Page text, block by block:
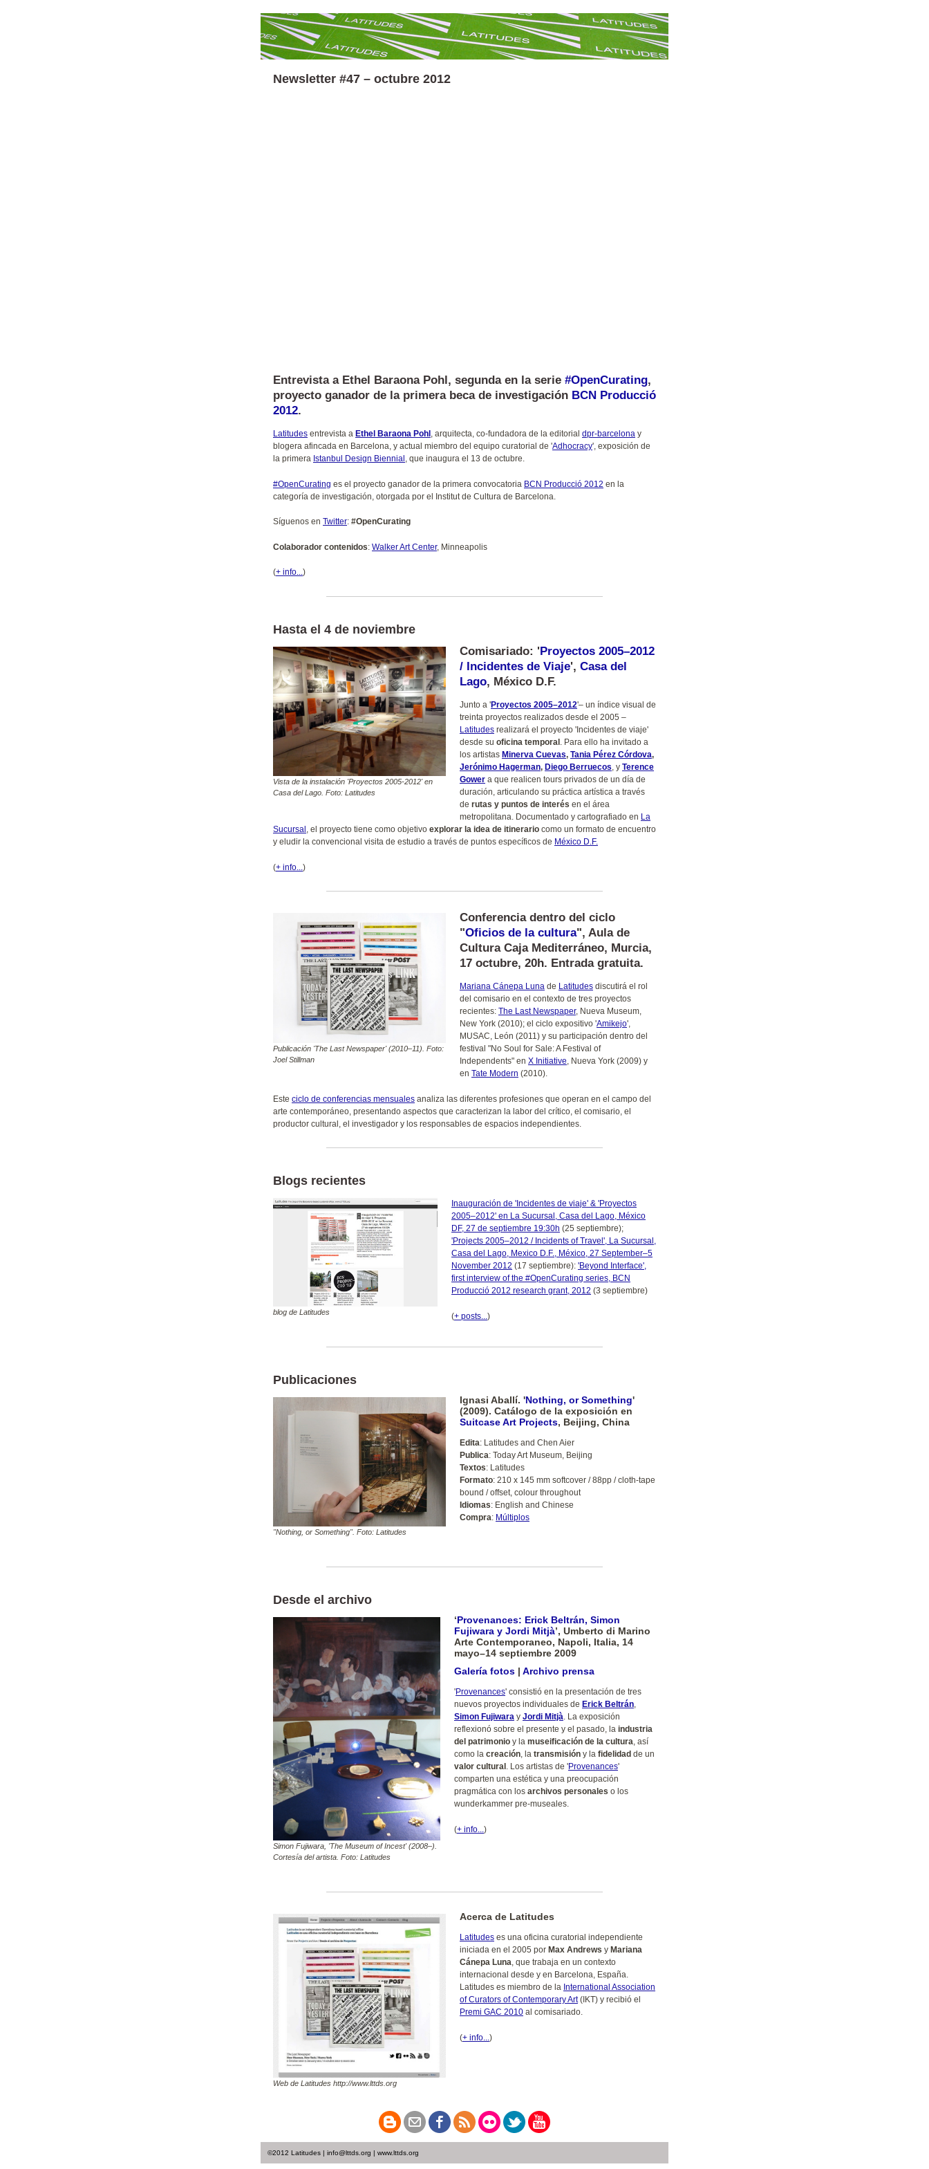
Newsletter #47 – octubre 2012
Entrevista a Ethel Baraona Pohl, segunda en la serie #OpenCurating,
proyecto ganador de la primera beca de investigación BCN Producció
2012.
Latitudes entrevista a Ethel Baraona Pohl , arquitecta, co-fundadora de la editorial dpr-barcelona y
blogera afincada en Barcelona, y actual miembro del equipo curatorial de 'Adhocracy', exposición de
la primera Istanbul Design Biennial , que inaugura el 13 de octubre.
#OpenCurating es el proyecto ganador de la primera convocatoria BCN Producció 2012 en la
categoría de investigación, otorgada por el Institut de Cultura de Barcelona.
Síguenos en Twitter: #OpenCurating
Colaborador contenidos: Walker Art Center, Minneapolis
(+ info...)
Hasta el 4 de noviembre
Vista de la instalación 'Proyectos 2005-2012' en
Casa del Lago. Foto: Latitudes
Comisariado: 'Proyectos 2005–2012
/ Incidentes de Viaje', Casa del
Lago, México D.F.
Junto a 'Proyectos 2005–2012'– un índice visual de
treinta proyectos realizados desde el 2005 –
Latitudes realizará el proyecto 'Incidentes de viaje'
desde su oficina temporal . Para ello ha invitado a
los artistas Minerva Cuevas, Tania Pérez Córdova,
Jerónimo Hagerman, Diego Berruecos, y Terence
Gower a que realicen tours privados de un día de
duración, articulando su práctica artística a través
de rutas y puntos de interés en el área
metropolitana. Documentado y cartografiado en La
Sucursal , el proyecto tiene como objetivo explorar la idea de itinerario como un formato de encuentro
y eludir la convencional visita de estudio a través de puntos específicos de México D.F.
(+ info... )
Publicación 'The Last Newspaper' (2010–11). Foto:
Joel Stillman
Conferencia dentro del ciclo
"Oficios de la cultura", Aula de
Cultura Caja Mediterráneo, Murcia,
17 octubre, 20h. Entrada gratuita.
Mariana Cánepa Luna de Latitudes discutirá el rol
del comisario en el contexto de tres proyectos
recientes: The Last Newspaper, Nueva Museum,
New York (2010); el ciclo expositivo 'Amikejo',
MUSAC, León (2011) y su participación dentro del
festival "No Soul for Sale: A Festival of
Independents" en X Initiative, Nueva York (2009) y
en Tate Modern (2010).
Este ciclo de conferencias mensuales analiza las diferentes profesiones que operan en el campo del
arte contemporáneo, presentando aspectos que caracterizan la labor del crítico, el comisario, el
productor cultural, el investigador y los responsables de espacios independientes.
Blogs recientes
blog de Latitudes
Inauguración de 'Incidentes de viaje' & 'Proyectos
2005–2012' en La Sucursal, Casa del Lago, México
DF, 27 de septiembre 19:30h (25 septiembre);
'Projects 2005–2012 / Incidents of Travel', La Sucursal,
Casa del Lago, Mexico D.F., México, 27 September–5
November 2012 (17 septiembre): 'Beyond Interface',
first interview of the #OpenCurating series, BCN
Producció 2012 research grant, 2012 (3 septiembre)
(+ posts... )
Publicaciones
"Nothing, or Something". Foto: Latitudes
Ignasi Aballí. 'Nothing, or Something'
(2009). Catálogo de la exposición en
Suitcase Art Projects, Beijing, China
Edita: Latitudes and Chen Aier
Publica: Today Art Museum, Beijing
Textos: Latitudes
Formato: 210 x 145 mm softcover / 88pp / cloth-tape
bound / offset, colour throughout
Idiomas: English and Chinese
Compra: Múltiplos
Desde el archivo
Simon Fujiwara, 'The Museum of Incest' (2008–).
Cortesía del artista. Foto: Latitudes
‘Provenances: Erick Beltrán, Simon
Fujiwara y Jordi Mitjà’, Umberto di Marino
Arte Contemporaneo, Napoli, Italia, 14
mayo–14 septiembre 2009
Galería fotos | Archivo prensa
'Provenances' consistió en la presentación de tres
nuevos proyectos individuales de Erick Beltrán,
Simon Fujiwara y Jordi Mitjà. La exposición
reflexionó sobre el presente y el pasado, la industria
del patrimonio y la museificación de la cultura, así
como la creación, la transmisión y la fidelidad de un
valor cultural . Los artistas de 'Provenances'
comparten una estética y una preocupación
pragmática con los archivos personales o los
wunderkammer pre-museales.
(+ info... )
Web de Latitudes http://www.lttds.org
Acerca de Latitudes
Latitudes es una oficina curatorial independiente
iniciada en el 2005 por Max Andrews y Mariana
Cánepa Luna, que trabaja en un contexto
internacional desde y en Barcelona, España.
Latitudes es miembro de la International Association
of Curators of Contemporary Art(IKT) y recibió el
Premi GAC 2010 al comisariado.
(+ info... )
©2012 Latitudes | info@lttds.org | www.lttds.org